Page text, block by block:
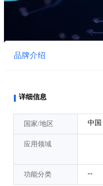
品牌介绍
交叉搜索
详细信息
国家/地区 中国
应用领域
功能分类 --